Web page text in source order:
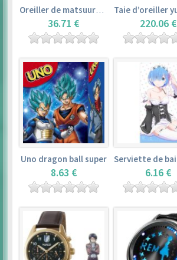
Oreiller de matsuura kanan (35cm×53cm) – love live! sunshine!!
36.71 € 220.06 €
Uno dragon ball super
8.63 € 6.16 €